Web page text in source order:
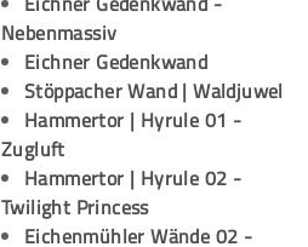
Nebenmassiv
Eichner Gedenkwand
Stöppacher Wand | Waldjuwel
Hammertor | Hyrule 01 -
Zugluft
Hammertor | Hyrule 02 -
Twilight Princess
Eichenmühler Wände 02 -